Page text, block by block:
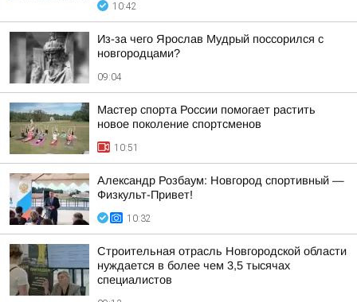
10:42
Из-за чего Ярослав Мудрый поссорился с
новгородцами?
09:04
Мастер спорта России помогает растить
новое поколение спортсменов
10:51
Александр Розбаум: Новгород спортивный —
Физкульт-Привет!
10:32
Строительная отрасль Новгородской области
нуждается в более чем 3,5 тысячах
специалистов